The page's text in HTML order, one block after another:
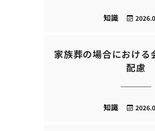
知識
家族葬の場合における
配慮
知識